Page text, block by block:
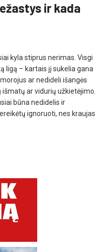
ir kada
kyla stiprus nerimas. Visgi
ligą – kartais jį sukelia gana
ar nedideli išangės
ar vidurių užkietėjimo.
būna nedidelis ir
ignoruoti, nes kraujas